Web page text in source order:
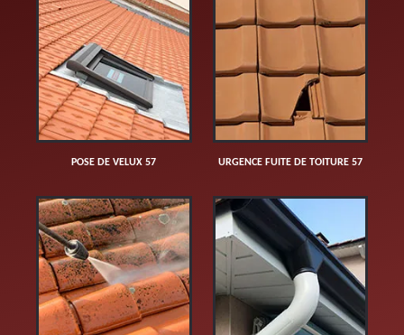
POSE DE VELUX 57 URGENCE FUITE DE TOITURE 57